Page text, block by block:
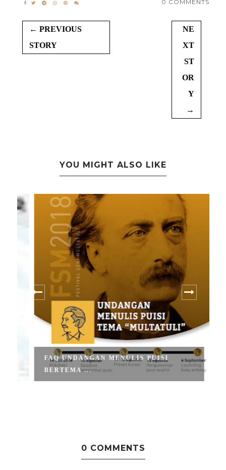
0 COMMENTS
← PREVIOUS
STORY
NE
XT
ST
OR
Y
→
YOU MIGHT ALSO LIKE
FAQ UNDANGAN MENULIS PUISI
BERTEMA ...
0 COMMENTS